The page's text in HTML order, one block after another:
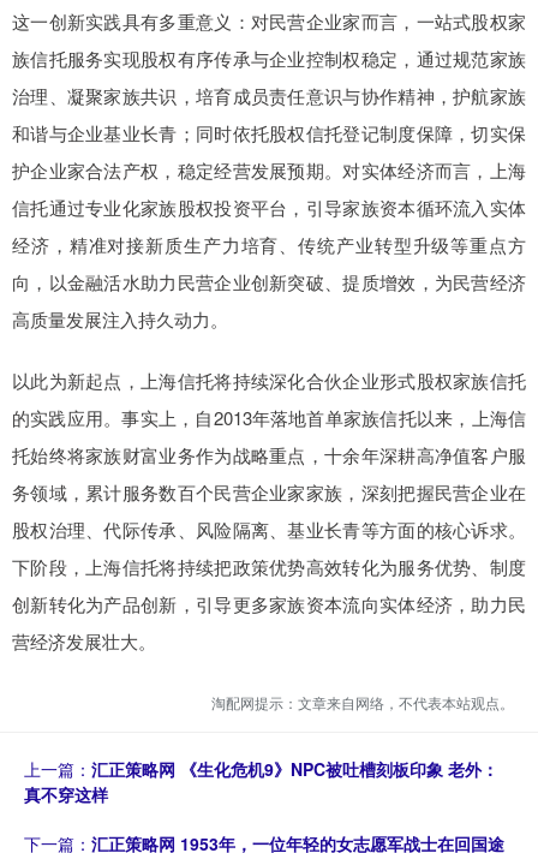
这一创新实践具有多重意义：对民营企业家而言，一站式股权家
族信托服务实现股权有序传承与企业控制权稳定，通过规范家族
治理、凝聚家族共识，培育成员责任意识与协作精神，护航家族
和谐与企业基业长青；同时依托股权信托登记制度保障，切实保
护企业家合法产权，稳定经营发展预期。对实体经济而言，上海
信托通过专业化家族股权投资平台，引导家族资本循环流入实体
经济，精准对接新质生产力培育、传统产业转型升级等重点方
向，以金融活水助力民营企业创新突破、提质增效，为民营经济
高质量发展注入持久动力。
以此为新起点，上海信托将持续深化合伙企业形式股权家族信托
的实践应用。事实上，自2013年落地首单家族信托以来，上海信
托始终将家族财富业务作为战略重点，十余年深耕高净值客户服
务领域，累计服务数百个民营企业家家族，深刻把握民营企业在
股权治理、代际传承、风险隔离、基业长青等方面的核心诉求。
下阶段，上海信托将持续把政策优势高效转化为服务优势、制度
创新转化为产品创新，引导更多家族资本流向实体经济，助力民
营经济发展壮大。
淘配网提示：文章来自网络，不代表本站观点。
上一篇： 汇正策略网 《生化危机9》NPC被吐槽刻板印象 老外：
真不穿这样
下一篇： 汇正策略网 1953年，一位年轻的女志愿军战士在回国途